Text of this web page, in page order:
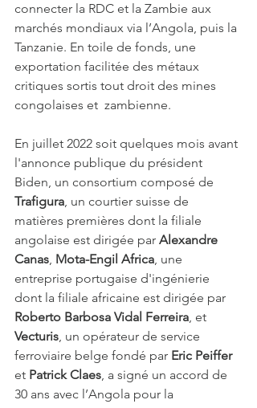
connecter la RDC et la Zambie aux
marchés mondiaux via l’Angola, puis la
Tanzanie. En toile de fonds, une
exportation facilitée des métaux
critiques sortis tout droit des mines
congolaises et  zambienne.
En juillet 2022 soit quelques mois avant
l'annonce publique du président
Biden, un consortium composé de
Trafigura, un courtier suisse de
matières premières dont la filiale
angolaise est dirigée par Alexandre
Canas, Mota-Engil Africa, une
entreprise portugaise d'ingénierie
dont la filiale africaine est dirigée par
Roberto Barbosa Vidal Ferreira, et
Vecturis, un opérateur de service
ferroviaire belge fondé par Eric Peiffer
et Patrick Claes, a signé un accord de
30 ans avec l’Angola pour la